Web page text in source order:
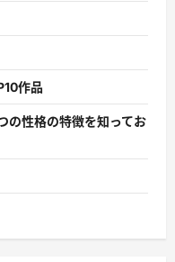
作品
の性格の特徴を知ってお